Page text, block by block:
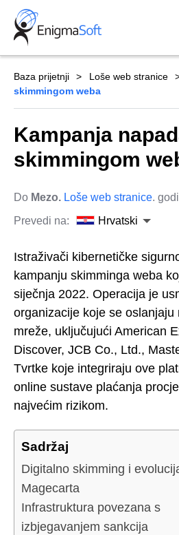
Skip
content
Baza prijetnji Loše web stranice
skimmingom weba
Kampanja
skimmingom
Do Mezo. Loše web stranice.
Prevedi na:
Hrvatski
Istraživači kibernetičke
kampanju skimminga weba
siječnja 2022. Operacija je
organizacije koje se oslanjaju
mreže, uključujući American
Discover, JCB Co., Ltd.,
Tvrtke koje integriraju ove
online sustave plaćanja
najvećim rizikom.
Sadržaj
Digitalno skimming i
Magecarta
Infrastruktura povezana s
izbjegavanjem sankcija